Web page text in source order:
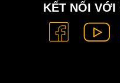
KẾT NỐI VỚI